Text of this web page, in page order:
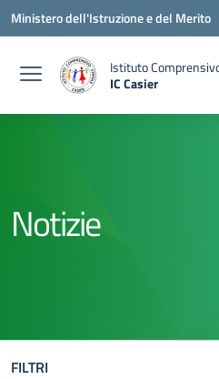
Vai ai contenuti
Vai al menu di navigazione
Vai al footer
Ministero dell'Istruzione e del Merito
Istituto
IC Casier
Notizie
FILTRI